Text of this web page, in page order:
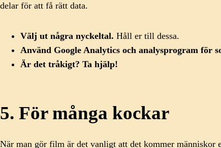
delar för att få rätt data.
Välj ut några nyckeltal. Håll er till dessa.
Använd Google Analytics och analysprogram för
Är det tråkigt? Ta hjälp!
5. För många kockar
När man gör film är det vanligt att det kommer människor